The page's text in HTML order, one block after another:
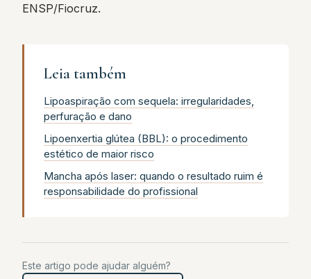
ENSP/Fiocruz.
Leia também
Lipoaspiração com sequela: irregularidades,
perfuração e dano
Lipoenxertia glútea (BBL): o procedimento
estético de maior risco
Mancha após laser: quando o resultado ruim é
responsabilidade do profissional
Este artigo pode ajudar alguém?